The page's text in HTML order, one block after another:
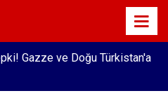
Gazze ve Doğu Türkistan'a